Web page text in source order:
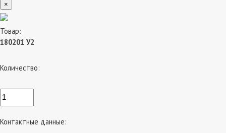
×
Товар:
180201 У2
Количество:
Контактные данные: